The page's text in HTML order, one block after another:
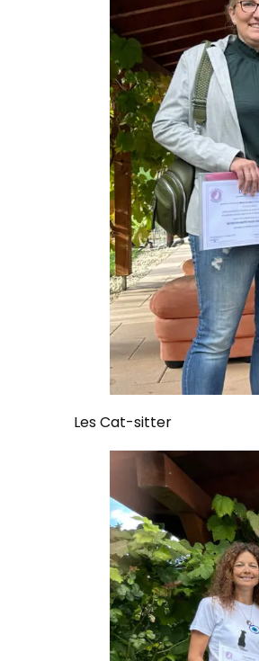
Les Cat-sitter